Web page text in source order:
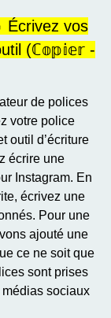
Écrivez vos
(ℂ𝕠𝕡𝕚𝕖𝕣 -
de polices
votre police
outil d’écriture
écrire une
Instagram. En
écrivez une
Pour une
ajouté une
ce ne soit que
sont prises
sociaux